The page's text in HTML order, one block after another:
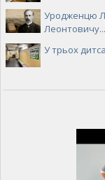
Уродженцю
Леонтовичу...
У трьох